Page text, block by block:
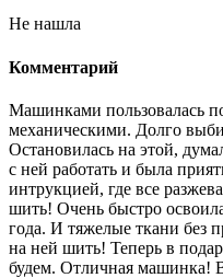
Не нашла
Комментарий
Машинками пользовалась
механическими. Долго
Остановилась на этой,
с ней работать и была
интрукцией, где все
шить! Очень быстро
года. И тяжелые ткани без
на ней шить! Теперь в
будем. Отличная машинка!